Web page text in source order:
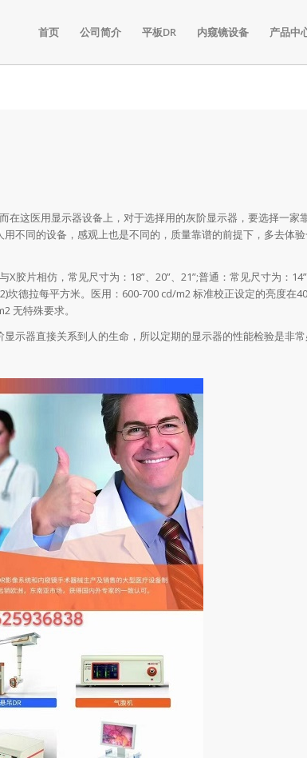
首页 公司简介 平板DR 内窥镜设备 产品中
这医用显示器设备上，对于选择用的灰阶显示器，要选择一家
不同的设备，感观上也是不同的，质量靠谱的前提下，多去体
片相仿，常见尺寸为：18”、20”、21”;普通：常见尺寸为：14”
德拉每平方米。医用：600-700 cd/m2 标准校正设定的亮度在
无特殊要求。
器直接关系到人的生命，所以定期的显示器的性能检验是非常